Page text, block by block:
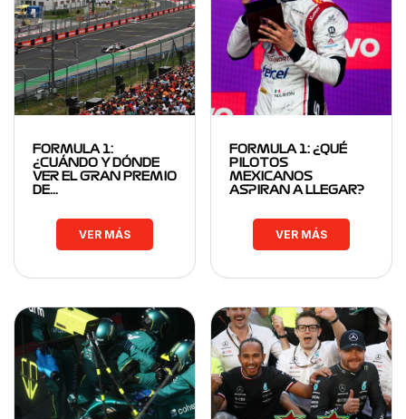
FORMULA 1:
¿CUÁNDO Y DÓNDE
VER EL GRAN PREMIO
DE…
VER MÁS
FORMULA 1: ¿QUÉ
PILOTOS
MEXICANOS
ASPIRAN A LLEGAR?
VER MÁS